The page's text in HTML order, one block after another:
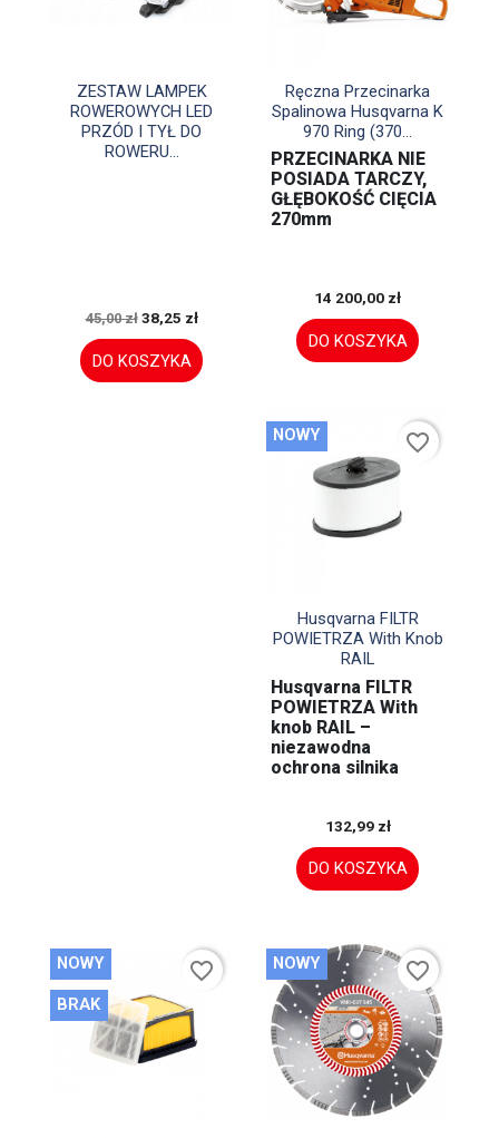
Szybki podgląd
ZESTAW LAMPEK
ROWEROWYCH LED
PRZÓD I TYŁ DO
ROWERU...
45,00 zł 38,25 zł
DO KOSZYKA
Szybki podgląd
Ręczna Przecinarka
Spalinowa Husqvarna K
970 Ring (370...
PRZECINARKA NIE
POSIADA TARCZY,
GŁĘBOKOŚĆ CIĘCIA
270mm
14 200,00 zł
DO KOSZYKA
Szybki podgląd
Husqvarna FILTR
POWIETRZA With Knob
RAIL
Husqvarna FILTR
POWIETRZA With
knob RAIL –
niezawodna
ochrona silnika
132,99 zł
DO KOSZYKA
NOWY favorite_border
NOWY
BRAK
favorite_border NOWY favorite_border